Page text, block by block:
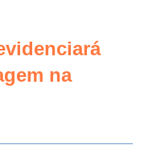
na